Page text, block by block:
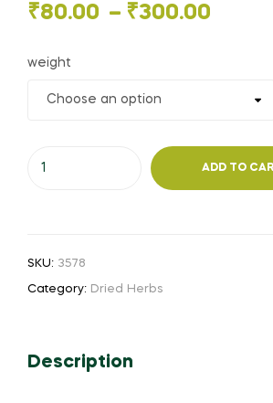
₹80.00 – ₹300.00
Price
range:
₹80.00
₹300.00
weight
or
கஸ்தூரி
ADD TO
SKU: 3578
Category: Dried Herbs
Description